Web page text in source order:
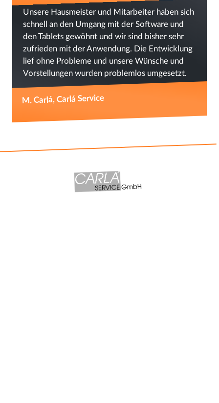
Unsere Hausmeister und Mitarbeiter haben sich
schnell an den Umgang mit der Software und
den Tablets gewöhnt und wir sind bisher sehr
zufrieden mit der Anwendung. Die Entwicklung
lief ohne Probleme und unsere Wünsche und
Vorstellungen wurden problemlos umgesetzt.
M. Carlá, Carlá Service